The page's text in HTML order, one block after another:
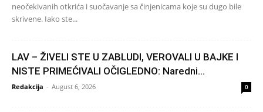
neočekivanih otkrića i suočavanje sa činjenicama koje su dugo bile
skrivene. Iako ste...
LAV – ŽIVELI STE U ZABLUDI, VEROVALI U BAJKE I
NISTE PRIMEĆIVALI OČIGLEDNO: Naredni...
Redakcija - August 6, 2026 0